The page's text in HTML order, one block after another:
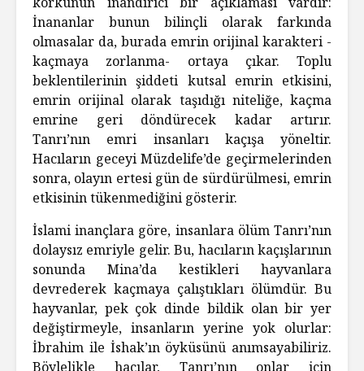
İnananlar bunun bilinçli olarak farkında
olmasalar da, burada emrin orijinal karakteri -
kaçmaya zorlanma- ortaya çıkar. Toplu
beklentilerinin şiddeti kutsal emrin etkisini,
emrin orijinal olarak taşıdığı niteliğe, kaçma
emrine geri döndürecek kadar artırır.
Tanrı’nın emri in­sanları kaçışa yöneltir.
Hacıların geceyi Müzdelife’de geçirmelerinden
sonra, olayın ertesi gün de sürdürülmesi, emrin
etkisinin tükenmediğini gösterir.
İslami inançlara göre, insanlara ölüm Tanrı’nın
dolaysız emriyle gelir. Bu, hacıların kaçışlarının
sonunda Mina’da kestikleri hayvanlara
devrederek kaçmaya çalıştıkları ölümdür. Bu
hayvanlar, pek çok dinde bildik olan bir yer
değiştirmeyle, insanların yerine yok olurlar:
İbrahim ile İshak’ın öyküsünü anımsayabiliriz.
Böylelikle hacılar, Tanrı’nın onlar için